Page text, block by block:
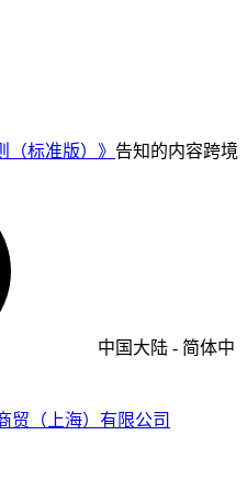
（标准版）》 告知的内容跨境
中国大陆 - 简体中
贸（上海）有限公司